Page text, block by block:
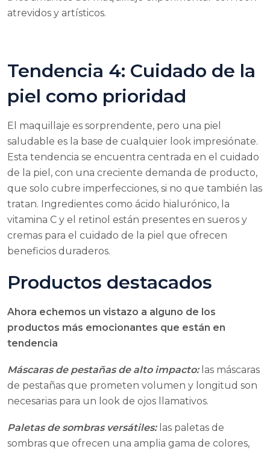
atrevidos y artísticos.
Tendencia 4: Cuidado de la
piel como prioridad
El maquillaje es sorprendente, pero una piel
saludable es la base de cualquier look impresiónate.
Esta tendencia se encuentra centrada en el cuidado
de la piel, con una creciente demanda de producto,
que solo cubre imperfecciones, si no que también las
tratan. Ingredientes como ácido hialurónico, la
vitamina C y el retinol están presentes en sueros y
cremas para el cuidado de la piel que ofrecen
beneficios duraderos.
Productos destacados
Ahora echemos un vistazo a alguno de los
productos más emocionantes que están en
tendencia
Máscaras de pestañas de alto impacto:las máscaras
de pestañas que prometen volumen y longitud son
necesarias para un look de ojos llamativos.
Paletas de sombras versátiles:las paletas de
sombras que ofrecen una amplia gama de colores,